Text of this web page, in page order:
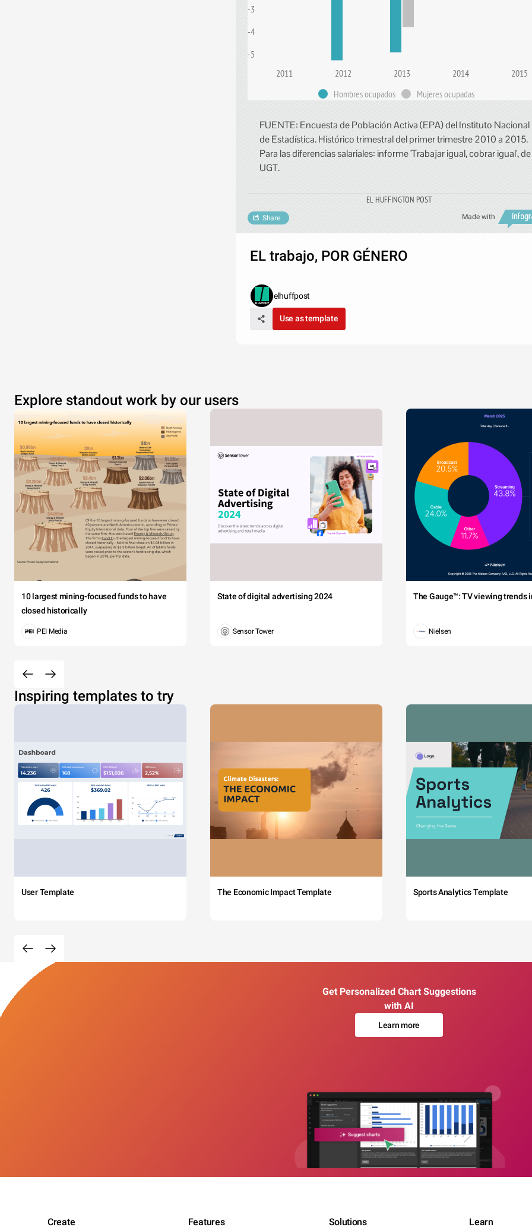
-3
-4
-5
2011
2012 2013 2014
2015
Hombres ocupados
Mujeres ocupadas
FUENTE: Encuesta de Población Activa (EPA) del Instituto Nacional
de Estadística. Histórico trimestral del primer trimestre 2010 a 2015.
Para las diferencias salariales: informe 'Trabajar igual, cobrar igual', de
UGT.
EL HUFFINGTON POST
Made with
Share
EL trabajo, POR GÉNERO
elhuffpost
Use as template
Explore standout work by our users
10 largest mining-focused funds to have
closed historically
PEI Media
State of digital advertising 2024
Sensor Tower
The Gauge™: TV viewing trends
Nielsen
Inspiring templates to try
User Template The Economic Impact Template Sports Analytics Template
Get Personalized Chart Suggestions
with AI
Learn more
Create Features Solutions Learn